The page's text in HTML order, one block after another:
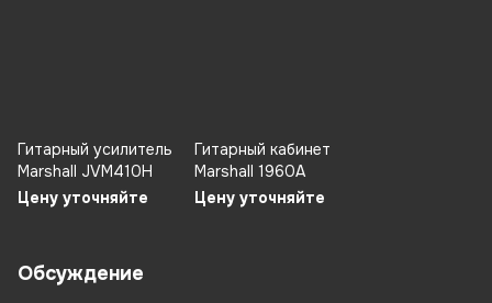
Гитарный усилитель
Marshall JVM410H
Цену уточняйте
Гитарный кабинет
Marshall 1960A
Цену уточняйте
Обсуждение